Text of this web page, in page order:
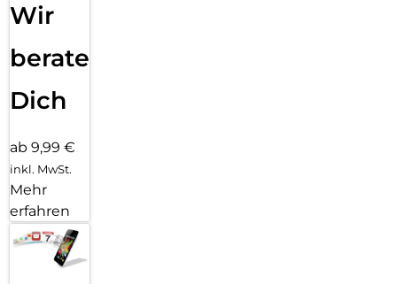
Wir
beraten
Dich
ab 9,99 €
inkl. MwSt.
Mehr
erfahren